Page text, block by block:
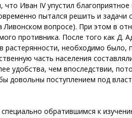
что Иван IV упустил
пытался решить и задачи
Ливонском вопросе). При этом в
противника. После того как Д.
растерянности, необходимо было,
часть населения
удобства, чем впоследствии,
довольны поступлением под
обратившимся к